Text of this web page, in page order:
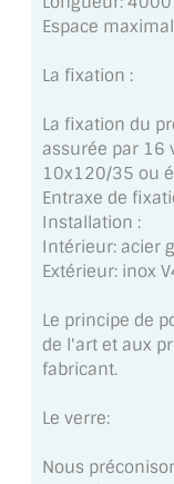
VERRE ANTI-
VERRE
DALLE DE SOL
PORTE EN
VERRIÈRE
Espace
La fixation :
La fixation du
assurée par 16
10x120/35 ou
Entraxe de
Installation :
Intérieur: acier
Extérieur: inox
Le principe de
de l'art et aux
fabricant.
Le verre:
Nous